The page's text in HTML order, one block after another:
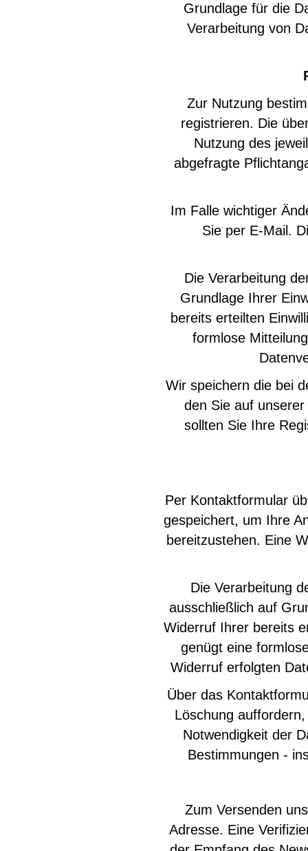
Grundlage für die
Verarbeitung von
Zur Nutzung
registrieren. Die
Nutzung des
abgefragte
Im Falle wichtiger
Sie per E-Mail.
Die Verarbeitung
Grundlage Ihrer
bereits erteilten
formlose
Wir speichern die bei
den Sie auf
sollten Sie Ihre
Per Kontaktformular
gespeichert, um Ihre
bereitzustehen. Eine
Die Verarbeitung
ausschließlich auf
Widerruf Ihrer bereits
genügt eine
Widerruf erfolgten
Über das
Löschung
Notwendigkeit der
Bestimmungen -
Zum Versenden
Adresse. Eine